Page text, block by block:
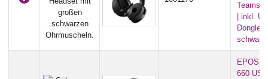
Teams
| inkl.
Dongle) -
schwarz
EPOS
660